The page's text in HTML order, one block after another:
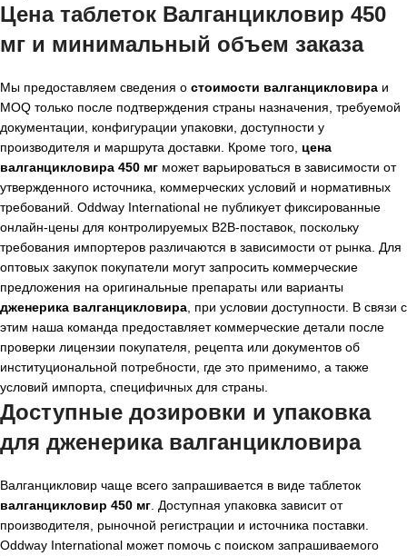
Цена таблеток Валганцикловир 450
мг и минимальный объем заказа
Мы предоставляем сведения о стоимости валганцикловира и
MOQ только после подтверждения страны назначения, требуемой
документации, конфигурации упаковки, доступности у
производителя и маршрута доставки. Кроме того, цена
валганцикловира 450 мг может варьироваться в зависимости от
утвержденного источника, коммерческих условий и нормативных
требований. Oddway International не публикует фиксированные
онлайн-цены для контролируемых B2B-поставок, поскольку
требования импортеров различаются в зависимости от рынка. Для
оптовых закупок покупатели могут запросить коммерческие
предложения на оригинальные препараты или варианты
дженерика валганцикловира , при условии доступности. В связи с
этим наша команда предоставляет коммерческие детали после
проверки лицензии покупателя, рецепта или документов об
институциональной потребности, где это применимо, а также
условий импорта, специфичных для страны.
Доступные дозировки и упаковка
для дженерика валганцикловира
Валганцикловир чаще всего запрашивается в виде таблеток
валганцикловир 450 мг . Доступная упаковка зависит от
производителя, рыночной регистрации и источника поставки.
Oddway International может помочь с поиском запрашиваемого